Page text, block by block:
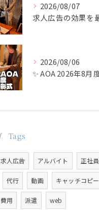
2026/08/07
2026/08/06
Tags
求人広告 アルバイト 正社員
代行 動画 キャッチコピー
費用 派遣 web